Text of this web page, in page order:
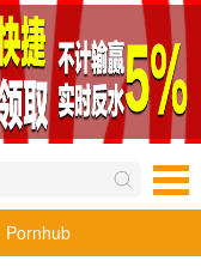
Pornhub